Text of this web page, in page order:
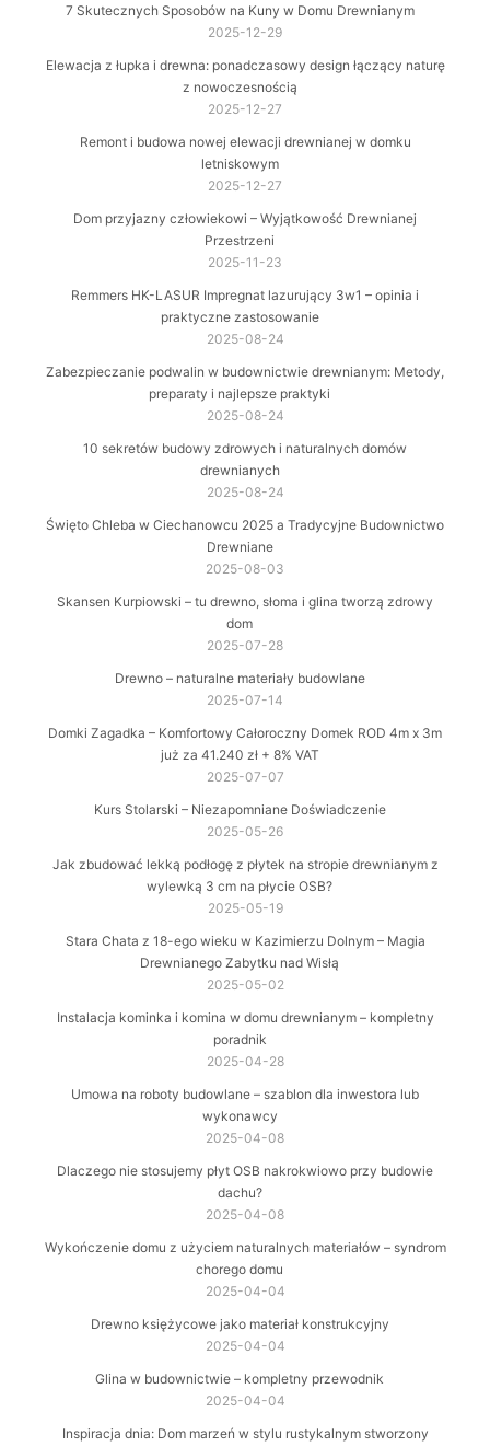
7 Skutecznych Sposobów na Kuny w Domu Drewnianym
2025-12-29
Elewacja z łupka i drewna: ponadczasowy design łączący naturę
z nowoczesnością
2025-12-27
Remont i budowa nowej elewacji drewnianej w domku
letniskowym
2025-12-27
Dom przyjazny człowiekowi – Wyjątkowość Drewnianej
Przestrzeni
2025-11-23
Remmers HK-LASUR Impregnat lazurujący 3w1 – opinia i
praktyczne zastosowanie
2025-08-24
Zabezpieczanie podwalin w budownictwie drewnianym: Metody,
preparaty i najlepsze praktyki
2025-08-24
10 sekretów budowy zdrowych i naturalnych domów
drewnianych
2025-08-24
Święto Chleba w Ciechanowcu 2025 a Tradycyjne Budownictwo
Drewniane
2025-08-03
Skansen Kurpiowski – tu drewno, słoma i glina tworzą zdrowy
dom
2025-07-28
Drewno – naturalne materiały budowlane
2025-07-14
Domki Zagadka – Komfortowy Całoroczny Domek ROD 4m x 3m
już za 41.240 zł + 8% VAT
2025-07-07
Kurs Stolarski – Niezapomniane Doświadczenie
2025-05-26
Jak zbudować lekką podłogę z płytek na stropie drewnianym z
wylewką 3 cm na płycie OSB?
2025-05-19
Stara Chata z 18-ego wieku w Kazimierzu Dolnym – Magia
Drewnianego Zabytku nad Wisłą
2025-05-02
Instalacja kominka i komina w domu drewnianym – kompletny
poradnik
2025-04-28
Umowa na roboty budowlane – szablon dla inwestora lub
wykonawcy
2025-04-08
Dlaczego nie stosujemy płyt OSB nakrokwiowo przy budowie
dachu?
2025-04-08
Wykończenie domu z użyciem naturalnych materiałów – syndrom
chorego domu
2025-04-04
Drewno księżycowe jako materiał konstrukcyjny
2025-04-04
Glina w budownictwie – kompletny przewodnik
2025-04-04
Inspiracja dnia: Dom marzeń w stylu rustykalnym stworzony